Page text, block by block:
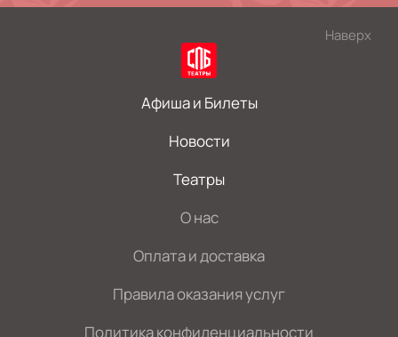
Наверх
Афиша и Билеты
Новости
Театры
О нас
Оплата и доставка
Правила оказания услуг
Политика конфиденциальности